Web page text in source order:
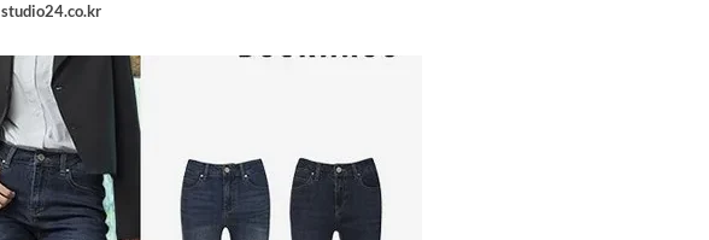
studio24.co.kr